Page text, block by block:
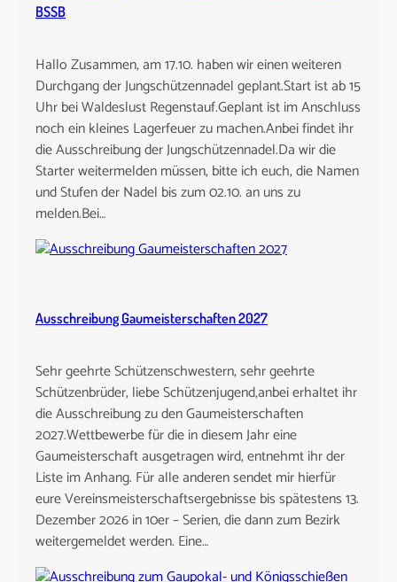
BSSB
Hallo Zusammen, am 17.10. haben wir einen weiteren
Durchgang der Jungschützennadel geplant.Start ist ab 15
Uhr bei Waldeslust Regenstauf.Geplant ist im Anschluss
noch ein kleines Lagerfeuer zu machen.Anbei findet ihr
die Ausschreibung der Jungschützennadel.Da wir die
Starter weitermelden müssen, bitte ich euch, die Namen
und Stufen der Nadel bis zum 02.10. an uns zu
melden.Bei…
Ausschreibung Gaumeisterschaften 2027
Sehr geehrte Schützenschwestern, sehr geehrte
Schützenbrüder, liebe Schützenjugend,anbei erhaltet ihr
die Ausschreibung zu den Gaumeisterschaften
2027.Wettbewerbe für die in diesem Jahr eine
Gaumeisterschaft ausgetragen wird, entnehmt ihr der
Liste im Anhang. Für alle anderen sendet mir hierfür
eure Vereinsmeisterschaftsergebnisse bis spätestens 13.
Dezember 2026 in 10er – Serien, die dann zum Bezirk
weitergemeldet werden. Eine…